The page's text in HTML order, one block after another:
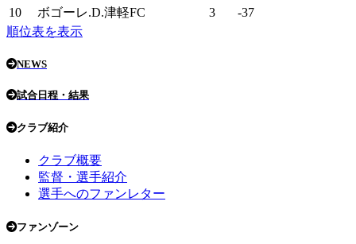
10
ボゴーレ.D.津軽FC 3
-37
順位表を表示
NEWS
試合日程・結果
クラブ紹介
クラブ概要
監督・選手紹介
選手へのファンレター
ファンゾーン